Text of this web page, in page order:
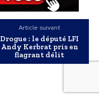
Article suivant
Drogue : le député LFI
Andy Kerbrat pris en
flagrant délit